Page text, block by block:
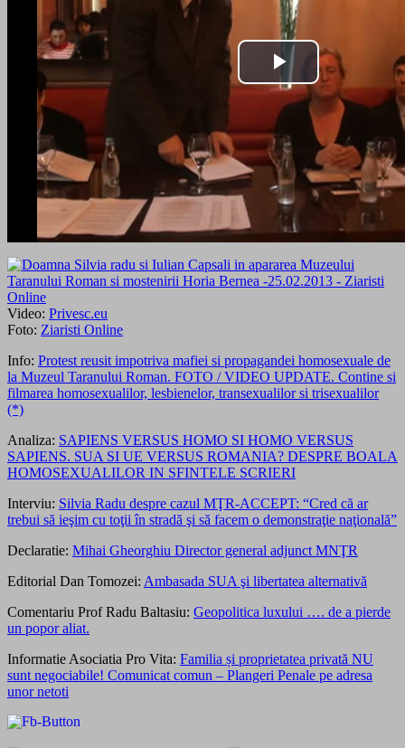
Video: Privesc.eu
Foto: Ziaristi Online
Info: Protest reusit impotriva mafiei si propagandei homosexuale de
la Muzeul Taranului Roman. FOTO / VIDEO UPDATE. Contine si
filmarea homosexualilor, lesbienelor, transexualilor si trisexualilor
(*)
Analiza: SAPIENS VERSUS HOMO SI HOMO VERSUS
SAPIENS. SUA SI UE VERSUS ROMANIA? DESPRE BOALA
HOMOSEXUALILOR IN SFINTELE SCRIERI
Interviu: Silvia Radu despre cazul MŢR-ACCEPT: “Cred că ar
trebui să ieşim cu toţii în stradă şi să facem o demonstraţie naţională”
Declaratie: Mihai Gheorghiu Director general adjunct MNŢR
Editorial Dan Tomozei: Ambasada SUA şi libertatea alternativă
Comentariu Prof Radu Baltasiu: Geopolitica luxului …. de a pierde
un popor aliat.
Informatie Asociatia Pro Vita: Familia și proprietatea privată NU
sunt negociabile! Comunicat comun – Plangeri Penale pe adresa
unor netoti